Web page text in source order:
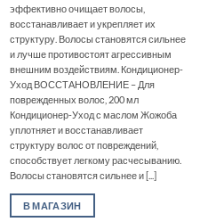
эффективно очищает волосы,
восстанавливает и укрепляет их
структуру. Волосы становятся сильнее
и лучше противостоят агрессивным
внешним воздействиям. Кондиционер-
Уход ВОССТАНОВЛЕНИЕ – Для
поврежденных волос, 200 мл
Кондиционер-Уход с маслом Жожоба
уплотняет и восстанавливает
структуру волос от повреждений,
способствует легкому расчесыванию.
Волосы становятся сильнее и [...]
В МАГАЗИН